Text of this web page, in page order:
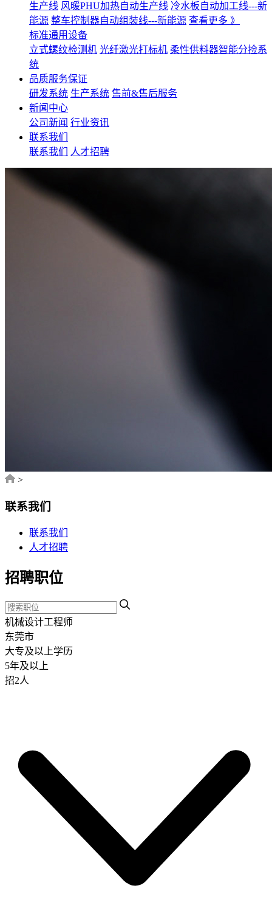
生产线 风暖PHU加热自动生产线 冷水板自动加工线---新
能源 整车控制器自动组装线---新能源 查看更多 》
标准通用设备
立式螺纹检测机 光纤激光打标机 柔性供料器智能分捡系
统
品质服务保证
研发系统 生产系统 售前&售后服务
新闻中心
公司新闻 行业资讯
联系我们
联系我们
人才招聘
>
联系我们
联系我们
人才招聘
招聘职位
机械设计工程师
东莞市
大专及以上学历
5年及以上
招2人